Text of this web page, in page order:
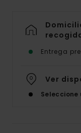
Entrega
Ver